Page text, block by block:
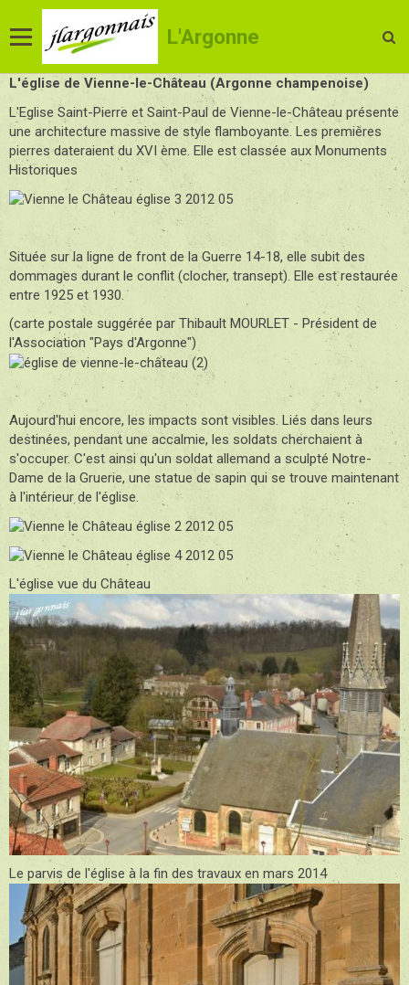
L'Argonne
L'église de Vienne-le-Château (Argonne champenoise)
L'Eglise Saint-Pierre et Saint-Paul de Vienne-le-Château présente
une architecture massive de style flamboyante. Les premières
pierres dateraient du XVI ème. Elle est classée aux Monuments
Historiques
Située sur la ligne de front de la Guerre 14-18, elle subit des
dommages durant le conflit (clocher, transept). Elle est restaurée
entre 1925 et 1930.
(carte postale suggérée par Thibault MOURLET - Président de
l'Association "Pays d'Argonne")
Aujourd'hui encore, les impacts sont visibles. Liés dans leurs
destinées, pendant une accalmie, les soldats cherchaient à
s'occuper. C'est ainsi qu'un soldat allemand a sculpté Notre-
Dame de la Gruerie, une statue de sapin qui se trouve maintenant
à l'intérieur de l'église.
L'église vue du Château
Le parvis de l'église à la fin des travaux en mars 2014